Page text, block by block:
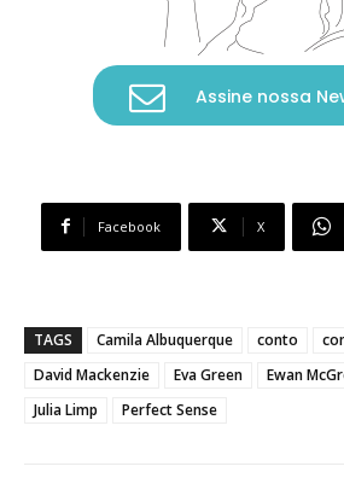
Assine nossa
Facebook X
TAGS Camila Albuquerque conto
David Mackenzie
Eva Green Ewan
Julia Limp
Perfect Sense